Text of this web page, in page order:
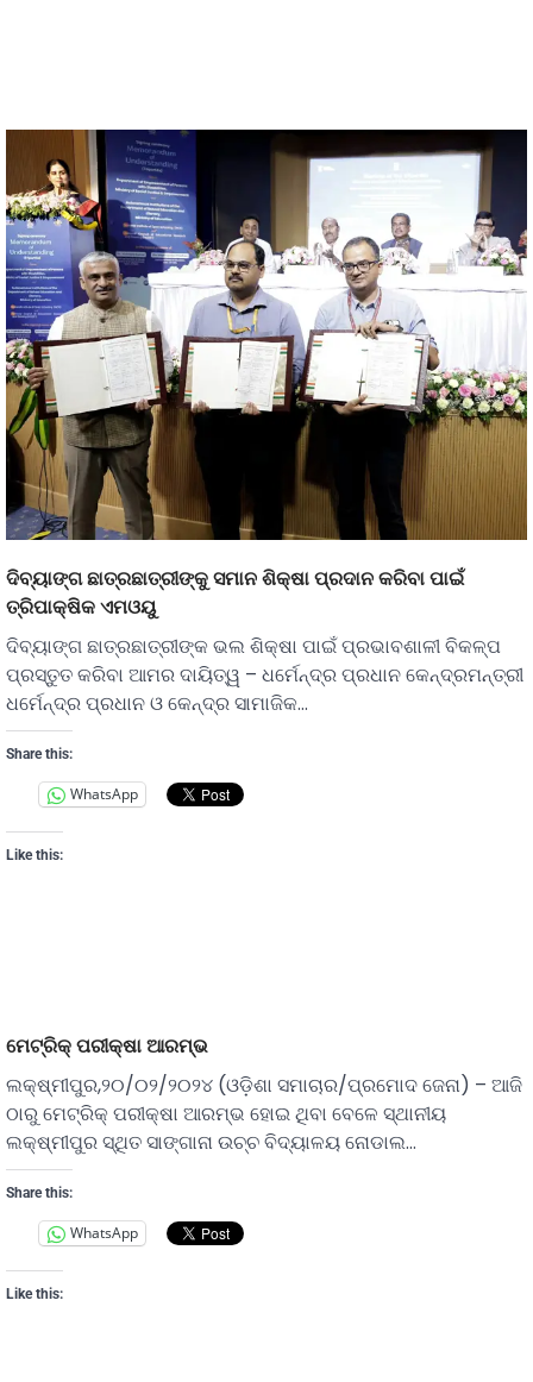
ଦିବ୍ୟାଙ୍ଗ ଛାତ୍ରଛାତ୍ରୀଙ୍କୁ ସମାନ ଶିକ୍ଷା ପ୍ରଦାନ କରିବା ପାଇଁ
ତ୍ରିପାକ୍ଷିକ ଏମଓୟୁ
ଦିବ୍ୟାଙ୍ଗ ଛାତ୍ରଛାତ୍ରୀଙ୍କ ଭଲ ଶିକ୍ଷା ପାଇଁ ପ୍ରଭାବଶାଳୀ ବିକଳ୍ପ
ପ୍ରସ୍ତୁତ କରିବା ଆମର ଦାୟିତ୍ୱ – ଧର୍ମେନ୍ଦ୍ର ପ୍ରଧାନ କେନ୍ଦ୍ରମନ୍ତ୍ରୀ
ଧର୍ମେନ୍ଦ୍ର ପ୍ରଧାନ ଓ କେନ୍ଦ୍ର ସାମାଜିକ…
Share this:
WhatsApp
Like this:
ମେଟ୍ରିକ୍ ପରୀକ୍ଷା ଆରମ୍ଭ
ଲକ୍ଷ୍ମୀପୁର,୨୦/୦୨/୨୦୨୪ (ଓଡ଼ିଶା ସମାଚାର/ପ୍ରମୋଦ ଜେନା) – ଆଜି
ଠାରୁ ମେଟ୍ରିକ୍ ପରୀକ୍ଷା ଆରମ୍ଭ ହୋଇ ଥିବା ବେଳେ ସ୍ଥାନୀୟ
ଲକ୍ଷ୍ମୀପୁର ସ୍ଥିତ ସାଙ୍ଗାନା ଉଚ୍ଚ ବିଦ୍ୟାଳୟ ନୋଡାଲ…
Share this:
WhatsApp
Like this: